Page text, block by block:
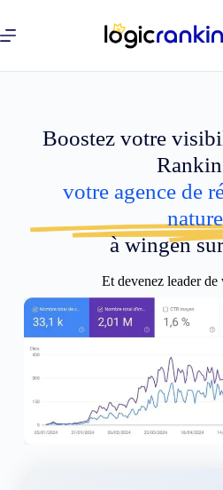
Boostez votre
votre agence de
à wingen
Et devenez leader de